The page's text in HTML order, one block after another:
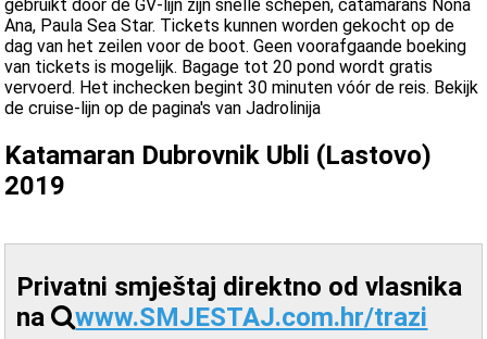
gebruikt door de GV-lijn zijn snelle schepen, catamarans Nona
Ana, Paula Sea Star. Tickets kunnen worden gekocht op de
dag van het zeilen voor de boot. Geen voorafgaande boeking
van tickets is mogelijk. Bagage tot 20 pond wordt gratis
vervoerd. Het inchecken begint 30 minuten vóór de reis. Bekijk
de cruise-lijn op de pagina's van Jadrolinija
Katamaran Dubrovnik Ubli (Lastovo)
2019
Privatni smještaj direktno od vlasnika
na
www.SMJESTAJ.com.hr/trazi